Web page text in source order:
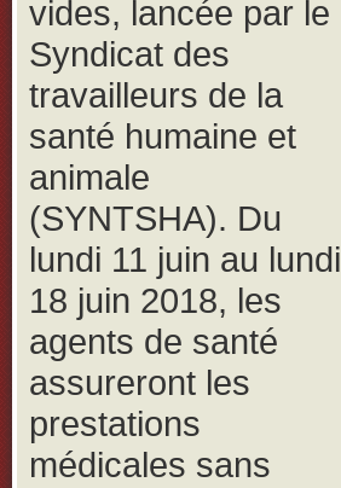
vides, lancée par le
Syndicat des
travailleurs de la
santé humaine et
animale
(SYNTSHA). Du
lundi 11 juin au lundi
18 juin 2018, les
agents de santé
assureront les
prestations
médicales sans